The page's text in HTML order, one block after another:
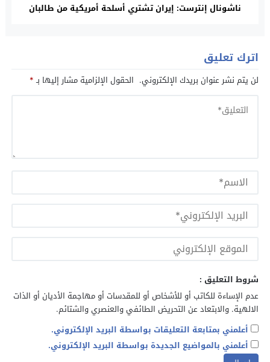
ناشونال إنترست: إيران تشتري أسلحة أمريكية من طالبان
اترك تعليق
لن يتم نشر عنوان بريدك الإلكتروني. الحقول الإلزامية مشار إليها بـ*
شروط التعليق :
عدم الإساءة للكاتب أو للأشخاص أو للمقدسات أو مهاجمة الأديان أو الذات
الالهية. والابتعاد عن التحريض الطائفي والعنصري والشتائم.
أعلمني بمتابعة التعليقات بواسطة البريد الإلكتروني.
أعلمني بالمواضيع الجديدة بواسطة البريد الإلكتروني.